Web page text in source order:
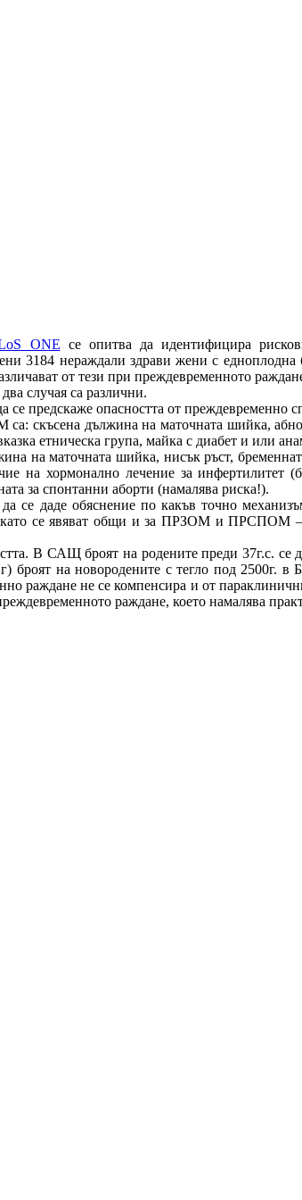
ONE се опитва да идентифицира
3184 нераждали здрави жени с
от тези при преждевременното
случая са различни.
се предскаже опасността от
скъсена дължина на маточната шийка,
етническа група, майка с диабет и или
на маточната шийка, нисък ръст,
на хормонално лечение за
за спонтанни аборти (намалява риска!).
се даде обяснение по какъв точно
се явяват общи и за ПРЗОМ и ПРСПОМ –
В САЩ броят на родените преди 37г.с.
броят на новородените с тегло под 2500г.
раждане не се компенсира и от
раждане, което намалява